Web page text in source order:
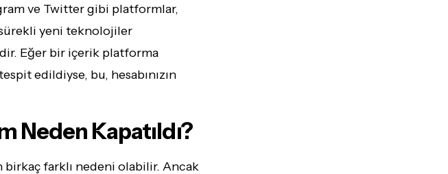
ve Twitter gibi platformlar,
yeni teknolojiler
Eğer bir içerik platforma
edildiyse, bu, hesabınızın
Neden Kapatıldı?
birkaç farklı nedeni olabilir. Ancak